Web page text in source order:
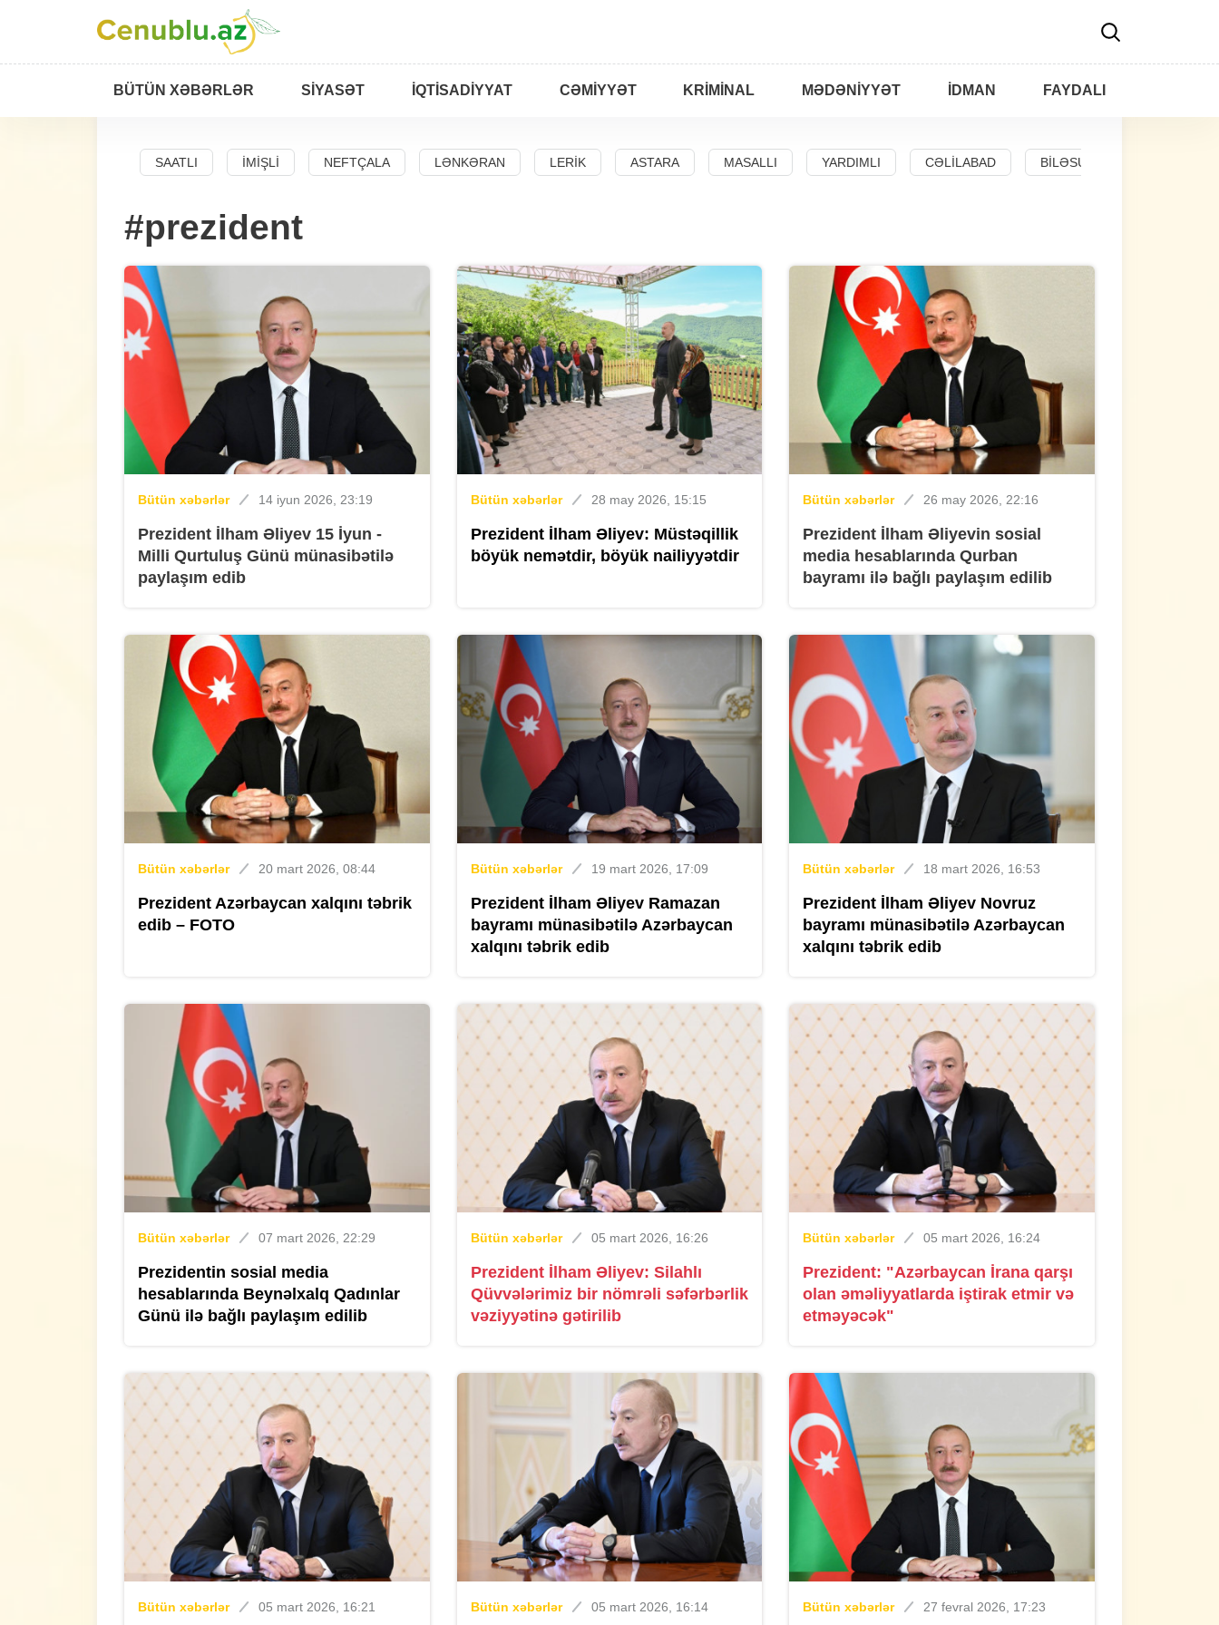
BÜTÜN XƏBƏRLƏR SIYASƏT İQTISADIYYAT CƏMIYYƏT KRIMINAL MƏDƏNIYYƏT İDMAN FAYDALI
SAATLI İMIŞLI NEFTÇALA LƏNKƏRAN LERIK ASTARA MASALLI YARDIMLI CƏLILABAD BILƏSUVAR
#prezident
Bütün xəbərlər 14 iyun 2026, 23:19
Prezident İlham Əliyev 15 İyun -
Milli Qurtuluş Günü münasibətilə
paylaşım edib
Bütün xəbərlər 28 may 2026, 15:15
Prezident İlham Əliyev: Müstəqillik
böyük nemətdir, böyük nailiyyətdir
Bütün xəbərlər 26 may 2026, 22:16
Prezident İlham Əliyevin sosial
media hesablarında Qurban
bayramı ilə bağlı paylaşım edilib
Bütün xəbərlər 20 mart 2026, 08:44
Prezident Azərbaycan xalqını təbrik
edib – FOTO
Bütün xəbərlər 19 mart 2026, 17:09
Prezident İlham Əliyev Ramazan
bayramı münasibətilə Azərbaycan
xalqını təbrik edib
Bütün xəbərlər 18 mart 2026, 16:53
Prezident İlham Əliyev Novruz
bayramı münasibətilə Azərbaycan
xalqını təbrik edib
Bütün xəbərlər 07 mart 2026, 22:29
Prezidentin sosial media
hesablarında Beynəlxalq Qadınlar
Günü ilə bağlı paylaşım edilib
Bütün xəbərlər 05 mart 2026, 16:26
Prezident İlham Əliyev: Silahlı
Qüvvələrimiz bir nömrəli səfərbərlik
vəziyyətinə gətirilib
Bütün xəbərlər 05 mart 2026, 16:24
Prezident: "Azərbaycan İrana qarşı
olan əməliyyatlarda iştirak etmir və
etməyəcək"
Bütün xəbərlər 05 mart 2026, 16:21 Bütün xəbərlər 05 mart 2026, 16:14 Bütün xəbərlər 27 fevral 2026, 17:23